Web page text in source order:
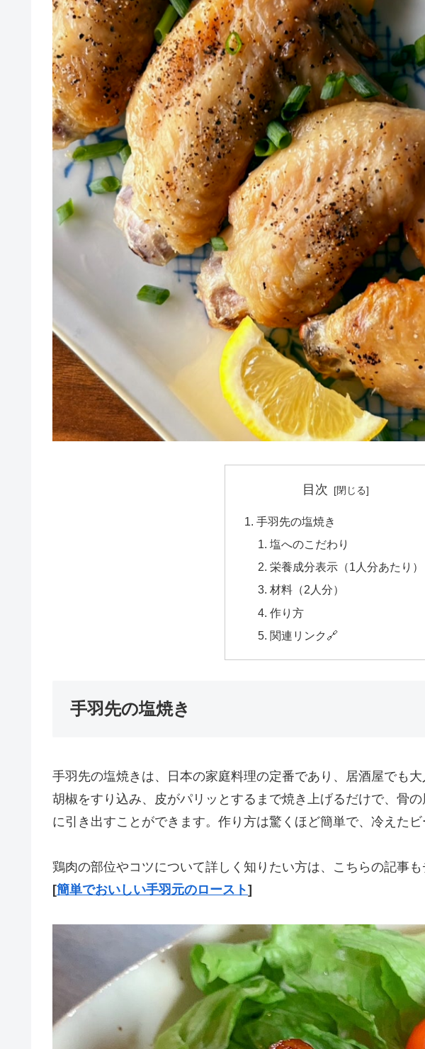
目次
手羽先の塩焼き
塩へのこだわり
栄養成分表示（1人分あたり）
材料（2人分）
作り方
関連リンク🔗
手羽先の塩焼き
手羽先の塩焼きは、日本の家庭料理の定番であり、居酒屋でも
胡椒をすり込み、皮がパリッとするまで焼き上げるだけで、骨
に引き出すことができます。作り方は驚くほど簡単で、冷えたビ
鶏肉の部位やコツについて詳しく知りたい方は、こちらの記事
[簡単でおいしい手羽元のロースト]